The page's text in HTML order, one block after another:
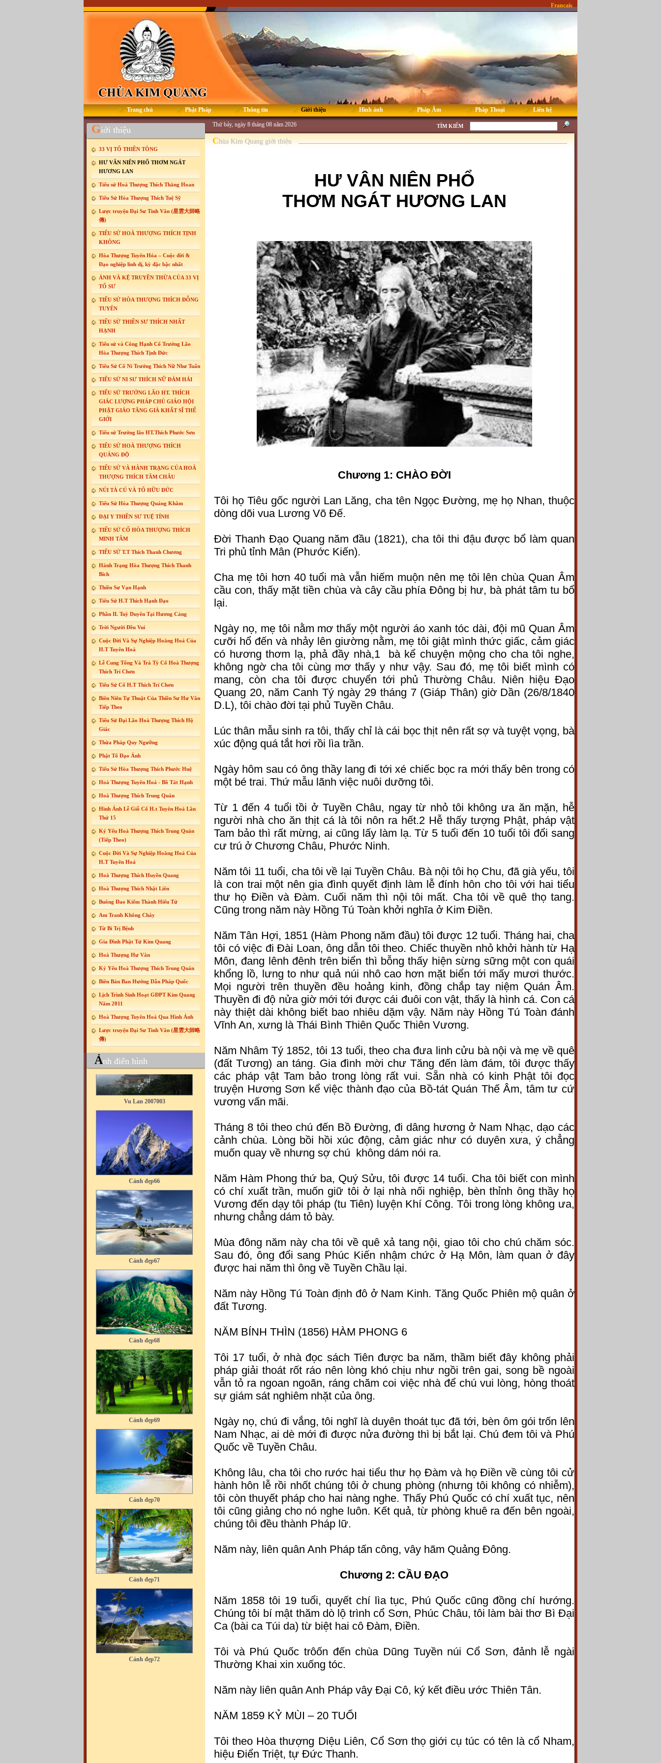
Francais
Trang chủ Phật Pháp Thông tin Giới thiệu Hình ảnh Pháp Âm Pháp Thoại Liên hệ
Giới thiệu
33 VỊ TỔ THIỀN TÔNG
HƯ VÂN NIÊN PHỔ THƠM NGÁT
HƯƠNG LAN
Tiểu sử Hoà Thượng Thích Thắng Hoan
Tiểu Sử Hòa Thượng Thích Tuệ Sỹ
Lược truyện Đại Sư Tinh Vân (星雲大師略
傳)
TIỂU SỬ HOÀ THƯỢNG THÍCH TỊNH
KHÔNG
Hòa Thượng Tuyên Hóa – Cuộc đời &
Đạo nghiệp linh dị, kỳ đặc bậc nhất
ẢNH VÀ KỆ TRUYỀN THỪA CỦA 33 VỊ
TỔ SƯ
TIỂU SỬ HÒA THƯỢNG THÍCH ĐỖNG
TUYÊN
TIỂU SỬ THIỀN SƯ THÍCH NHẤT
HẠNH
Tiểu sử và Công Hạnh Cố Trưởng Lão
Hòa Thượng Thích Tịnh Đức
Tiểu Sử Cố Ni Trưởng Thích Nữ Như Tuấn
TIỂU SỬ NI SƯ THÍCH NỮ ĐÀM HẢI
TIỂU SỬ TRƯỞNG LÃO HT. THÍCH
GIÁC LƯỢNG PHÁP CHỦ GIÁO HỘI
PHẬT GIÁO TĂNG GIÀ KHẤT SĨ THẾ
GIỚI
Tiểu sử Trưởng lão HT.Thích Phước Sơn
TIỂU SỬ HOÀ THƯỢNG THÍCH
QUẢNG ĐỘ
TIỂU SỬ VÀ HÀNH TRẠNG CỦA HOÀ
THƯỢNG THÍCH TÂM CHÂU
NÚI TÀ CÚ VÀ TỔ HỮU ĐỨC
Tiểu Sử Hòa Thượng Quảng Khâm
ĐẠI Y THIỀN SƯ TUỆ TỈNH
TIỂU SỬ CỐ HÒA THƯỢNG THÍCH
MINH TÂM
TIỂU SỬ T.T Thích Thanh Chương
Hành Trạng Hòa Thượng Thích Thanh
Bích
Thiền Sư Vạn Hạnh
Tiểu Sử H.T Thích Hạnh Đạo
Phần II. Tuỳ Duyên Tại Hương Cảng
Trời Người Đều Vui
Cuộc Đời Và Sự Nghiệp Hoằng Hoá Của
H.T Tuyên Hoá
Lễ Cung Tống Và Trà Tỳ Cố Hoà Thượng
Thích Trí Chơn
Tiểu Sử Cố H.T Thích Trí Chơn
Biên Niên Tự Thuật Của Thiền Sư Hư Vân
Tiếp Theo
Tiểu Sử Đại Lão Hoà Thượng Thích Hộ
Giác
Thừa Pháp Quy Ngưỡng
Phật Tổ Đạo Ảnh
Tiểu Sử Hòa Thượng Thích Phước Huệ
Hoà Thượng Tuyên Hoá - Bồ Tát Hạnh
Hoà Thượng Thích Trung Quán
Hình Ảnh Lễ Giỗ Cố H.t Tuyên Hoá Lần
Thứ 15
Ký Yếu Hoà Thượng Thích Trung Quán
(Tiếp Theo)
Cuộc Đời Và Sự Nghiệp Hoằng Hoá Của
H.T Tuyên Hoá
Hoà Thượng Thích Huyền Quang
Hoà Thượng Thích Nhật Liên
Buông Đao Kiếm Thành Hiếu Tử
Am Tranh Không Cháy
Từ Bi Trị Bệnh
Gia Đình Phật Tử Kim Quang
Hoà Thượng Hư Vân
Kỷ Yếu Hoà Thượng Thích Trung Quán
Biên Bản Ban Hướng Dẫn Pháp Quốc
Lịch Trình Sinh Hoạt GĐPT Kim Quang
Năm 2011
Hoà Thượng Tuyên Hoá Qua Hình Ảnh
Lược truyện Đại Sư Tinh Vân (星雲大師略
傳)
Ảnh điển hình
Vu Lan 2007003
Cảnh đẹp66
Cảnh đẹp67
Cảnh đẹp68
Cảnh đẹp69
Cảnh đẹp71
Cảnh đẹp72
Thứ bảy, ngày 8 tháng 08 năm 2026 TÌM KIẾM
Chùa Kim Quang giới thiệu
HƯ VÂN NIÊN PHỔ
THƠM NGÁT HƯƠNG LAN
Chương 1: CHÀO ĐỜI
Tôi họ Tiêu gốc người Lan Lăng, cha tên Ngọc Đường, mẹ họ Nhan, thuộc
dòng dõi vua Lương Võ Đế.
Đời Thanh Đạo Quang năm đầu (1821), cha tôi thi đậu được bổ làm quan
Tri phủ tỉnh Mân (Phước Kiến).
Cha mẹ tôi hơn 40 tuổi mà vẫn hiếm muộn nên mẹ tôi lên chùa Quan Âm
cầu con, thấy mặt tiền chùa và cây cầu phía Đông bị hư, bà phát tâm tu bổ
lại.
Ngày nọ, mẹ tôi nằm mơ thấy một người áo xanh tóc dài, đội mũ Quan Âm
cưỡi hổ đến và nhảy lên giường nằm, mẹ tôi giật mình thức giấc, cảm giác
có hương thơm lạ, phả đầy nhà,1 bà kể chuyện mộng cho cha tôi nghe,
không ngờ cha tôi cùng mơ thấy y như vậy. Sau đó, mẹ tôi biết mình có
mang, còn cha tôi được chuyển tới phủ Thường Châu. Niên hiệu Đạo
Quang 20, năm Canh Tý ngày 29 tháng 7 (Giáp Thân) giờ Dần (26/8/1840
D.L), tôi chào đời tại phủ Tuyền Châu.
Lúc thân mẫu sinh ra tôi, thấy chỉ là cái bọc thịt nên rất sợ và tuyệt vọng, bà
xúc động quá tắt hơi rồi lìa trần.
Ngày hôm sau có ông thầy lang đi tới xé chiếc bọc ra mới thấy bên trong có
một bé trai. Thứ mẫu lãnh việc nuôi dưỡng tôi.
Từ 1 đến 4 tuổi tồi ở Tuyền Châu, ngay từ nhỏ tôi không ưa ăn mặn, hễ
người nhà cho ăn thịt cá là tôi nôn ra hết.2 Hễ thấy tượng Phật, pháp vật
Tam bảo thì rất mừng, ai cũng lấy làm lạ. Từ 5 tuổi đến 10 tuổi tôi đổi sang
cư trú ở Chương Châu, Phước Ninh.
Năm tôi 11 tuổi, cha tôi về lại Tuyền Châu. Bà nội tôi họ Chu, đã già yếu, tôi
là con trai một nên gia đình quyết định làm lễ đính hôn cho tôi với hai tiểu
thư họ Điền và Đàm. Cuối năm thì nội tôi mất. Cha tôi về quê thọ tang.
Cũng trong năm này Hồng Tú Toàn khởi nghĩa ở Kim Điền.
Năm Tân Hợi, 1851 (Hàm Phong năm đầu) tôi được 12 tuổi. Tháng hai, cha
tôi có việc đi Đài Loan, ông dẫn tôi theo. Chiếc thuyền nhỏ khởi hành từ Hạ
Môn, đang lênh đênh trên biển thì bỗng thấy hiện sừng sững một con quái
khổng lồ, lưng to như quả núi nhô cao hơn mặt biển tới mấy mươi thước.
Mọi người trên thuyền đều hoảng kinh, đồng chắp tay niệm Quán Âm.
Thuyền đi độ nửa giờ mới tới được cái đuôi con vật, thấy là hình cá. Con cá
này thiệt dài không biết bao nhiêu dặm vậy. Năm này Hồng Tú Toàn đánh
Vĩnh An, xưng là Thái Bình Thiên Quốc Thiên Vương.
Năm Nhâm Tý 1852, tôi 13 tuổi, theo cha đưa linh cửu bà nội và mẹ về quê
(đất Tương) an táng. Gia đình mời chư Tăng đến làm đám, tôi được thấy
các pháp vật Tam bảo trong lòng rất vui. Sẵn nhà có kinh Phật tôi đọc
truyện Hương Sơn kể việc thành đạo của Bồ-tát Quán Thế Âm, tâm tư cứ
vương vấn mãi.
Tháng 8 tôi theo chú đến Bồ Đường, đi dâng hương ở Nam Nhạc, dạo các
cảnh chùa. Lòng bồi hồi xúc động, cảm giác như có duyên xưa, ý chẳng
muốn quay về nhưng sợ chú không dám nói ra.
Năm Hàm Phong thứ ba, Quý Sửu, tôi được 14 tuổi. Cha tôi biết con mình
có chí xuất trần, muốn giữ tôi ở lại nhà nối nghiệp, bèn thỉnh ông thầy họ
Vương đến dạy tôi pháp (tu Tiên) luyện Khí Công. Tôi trong lòng không ưa,
nhưng chẳng dám tỏ bày.
Mùa đông năm này cha tôi về quê xả tang nội, giao tôi cho chú chăm sóc.
Sau đó, ông đổi sang Phúc Kiến nhậm chức ở Hạ Môn, làm quan ở đây
được hai năm thì ông về Tuyền Chầu lại.
Năm này Hồng Tú Toàn định đô ở Nam Kinh. Tăng Quốc Phiên mộ quân ở
đất Tương.
NĂM BÍNH THÌN (1856) HÀM PHONG 6
Tôi 17 tuổi, ở nhà đọc sách Tiên được ba năm, thầm biết đây không phải
pháp giải thoát rốt ráo nên lòng khó chịu như ngồi trên gai, song bề ngoài
vẫn tỏ ra ngoan ngoãn, ráng chăm coi việc nhà để chú vui lòng, hòng thoát
sự giám sát nghiêm nhặt của ông.
Ngày nọ, chú đi vắng, tôi nghĩ là duyên thoát tục đã tới, bèn ôm gói trốn lên
Nam Nhạc, ai dè mới đi được nửa đường thì bị bắt lại. Chú đem tôi và Phú
Quốc về Tuyền Châu.
Không lâu, cha tôi cho rước hai tiểu thư họ Đàm và họ Điền về cùng tôi cử
hành hôn lễ rồi nhốt chúng tôi ở chung phòng (nhưng tôi không có nhiễm),
tôi còn thuyết pháp cho hai nàng nghe. Thấy Phú Quốc có chí xuất tục, nên
tôi cũng giảng cho nó nghe luôn. Kết quả, từ phòng khuê ra đến bên ngoài,
chúng tôi đều thành Pháp lữ.
Năm này, liên quân Anh Pháp tấn công, vây hãm Quảng Đông.
Chương 2: CẦU ĐẠO
Năm 1858 tôi 19 tuổi, quyết chí lìa tục, Phú Quốc cũng đồng chí hướng.
Chúng tôi bí mật thăm dò lộ trình cổ Sơn, Phúc Châu, tôi làm bài thơ Bì Đại
Ca (bài ca Túi da) từ biệt hai cô Đàm, Điền.
Tôi và Phú Quốc trôốn đến chùa Dũng Tuyền núi Cổ Sơn, đảnh lễ ngài
Thường Khai xin xuống tóc.
Năm này liên quân Anh Pháp vây Đại Cô, ký kết điều ước Thiên Tân.
NĂM 1859 KỶ MÙI – 20 TUỔI
Tôi theo Hòa thượng Diệu Liên, Cổ Sơn thọ giới cụ túc có tên là cổ Nham,
hiệu Điển Triệt, tự Đức Thanh.